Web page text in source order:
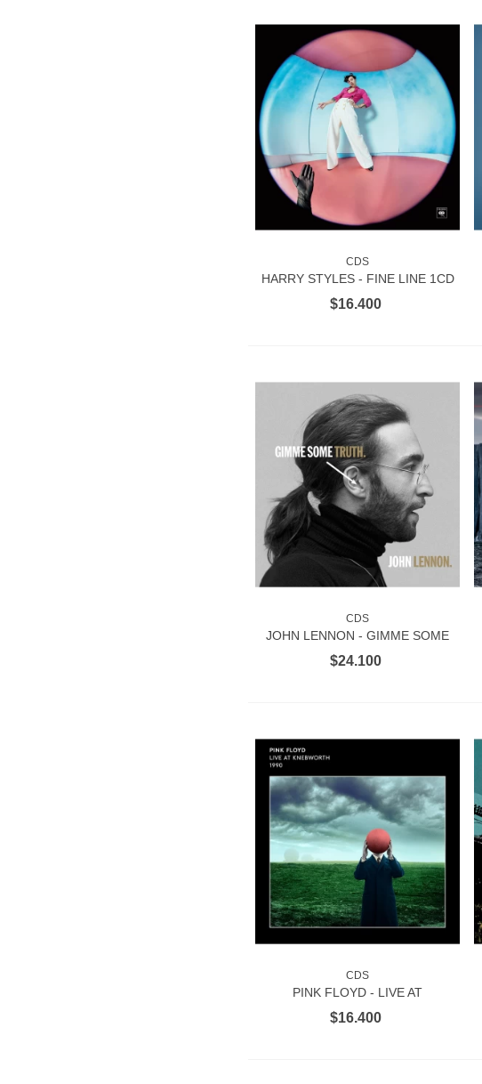
AÑADIR AL CARRITO
CDS
HARRY STYLES - FINE LINE 1CD
$16.400
AÑADIR AL CARRITO
CDS
JOHN LENNON - GIMME SOME
TRUTH. 2CD
$24.100
AÑADIR AL CARRITO
CDS
PINK FLOYD - LIVE AT
KNEBWORTH 1990 - 1CD
$16.400